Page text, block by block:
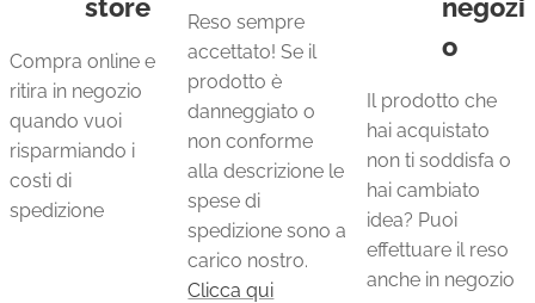
store
Compra online e
ritira in negozio
quando vuoi
risparmiando i
costi di
spedizione
Reso sempre
accettato! Se il
prodotto è
danneggiato o
non conforme
alla descrizione le
spese di
spedizione sono a
carico nostro.
Clicca qui
negozi
o
Il prodotto che
hai acquistato
non ti soddisfa o
hai cambiato
idea? Puoi
effettuare il reso
anche in negozio